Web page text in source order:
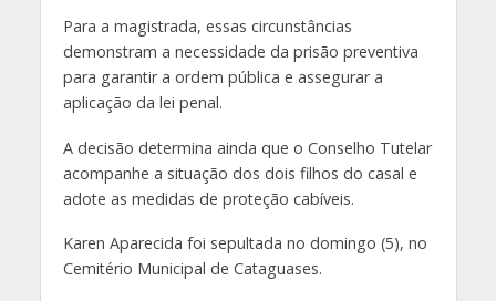
Para a magistrada, essas circunstâncias
demonstram a necessidade da prisão preventiva
para garantir a ordem pública e assegurar a
aplicação da lei penal.
A decisão determina ainda que o Conselho Tutelar
acompanhe a situação dos dois filhos do casal e
adote as medidas de proteção cabíveis.
Karen Aparecida foi sepultada no domingo (5), no
Cemitério Municipal de Cataguases.